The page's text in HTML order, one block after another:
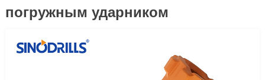
погружным ударником